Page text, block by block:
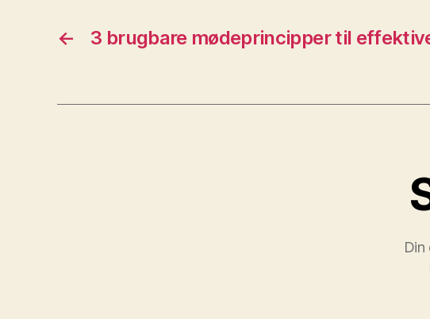
← 3 brugbare mødeprincipper til
Din